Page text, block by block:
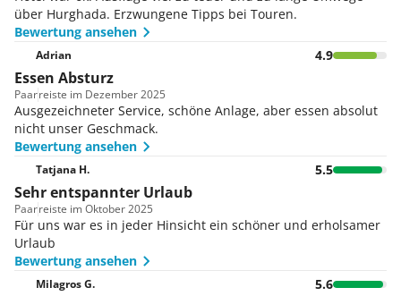
über Hurghada. Erzwungene Tipps bei Touren.
Bewertung ansehen
Adrian 4.9
Essen Absturz
Paarreiste im Dezember 2025
Ausgezeichneter Service, schöne Anlage, aber essen absolut
nicht unser Geschmack.
Bewertung ansehen
Tatjana H. 5.5
Sehr entspannter Urlaub
Paarreiste im Oktober 2025
Für uns war es in jeder Hinsicht ein schöner und erholsamer
Urlaub
Bewertung ansehen
Milagros G. 5.6